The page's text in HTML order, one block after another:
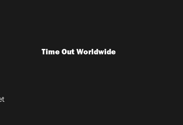
Time Out Worldwide